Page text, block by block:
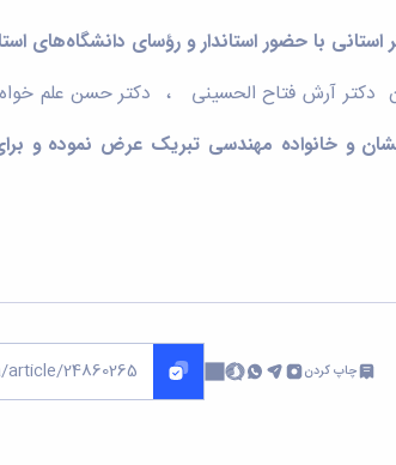
دکتر آرش فتاح الحسینی ، دکتر حسن علم
و خانواده مهندسی تبریک عرض نموده و
چاپ کردن